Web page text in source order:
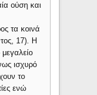
ούση και
τα κοινά
17). Η
ισχυρό
το
ενώ